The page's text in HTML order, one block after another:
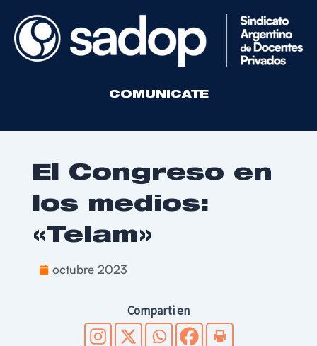
COMUNICATE
El Congreso en
los medios:
«Telam»
octubre 2023
Comparti en